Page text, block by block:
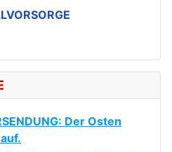
Der Osten